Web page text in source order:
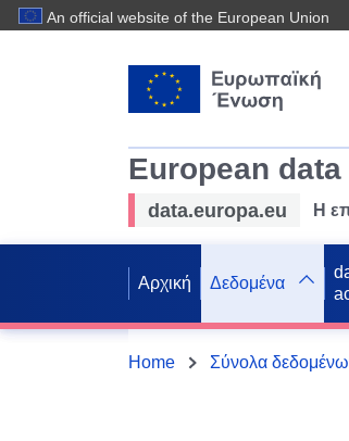
An official website of the European Union
European data
data.europa.eu Η
Αρχική Δεδομένα
Home Σύνολα